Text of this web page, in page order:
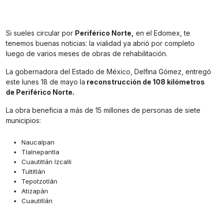
Si sueles circular por Periférico Norte, en el Edomex, te
tenemos buenas noticias: la vialidad ya abrió por completo
luego de varios meses de obras de rehabilitación.
La gobernadora del Estado de México, Delfina Gómez, entregó
este lunes 18 de mayo la reconstrucción de 108 kilómetros
de Periférico Norte.
La obra beneficia a más de 15 millones de personas de siete
municipios:
Naucalpan
Tlalnepantla
Cuautitlán Izcalli
Tultitlán
Tepotzotlán
Atizapán
Cuautitlán